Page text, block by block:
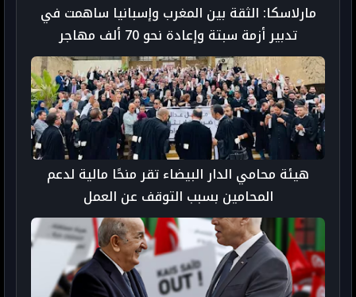
مارلاسكا: الثقة بين المغرب وإسبانيا ساهمت في
تدبير أزمة سبتة وإعادة نحو 70 ألف مهاجر
هيئة محامي الدار البيضاء تقر منحًا مالية لدعم
المحامين بسبب التوقف عن العمل